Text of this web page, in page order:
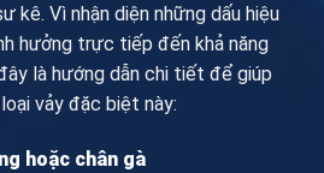
kê. Vì nhận diện những dấu hiệu
hưởng trực tiếp đến khả năng
là hướng dẫn chi tiết để giúp
vảy đặc biệt này:
hoặc chân gà